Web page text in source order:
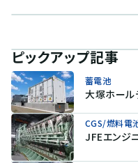
ピックアップ記事
蓄電池
大塚ホール
CGS/燃料電
JFEエンジ